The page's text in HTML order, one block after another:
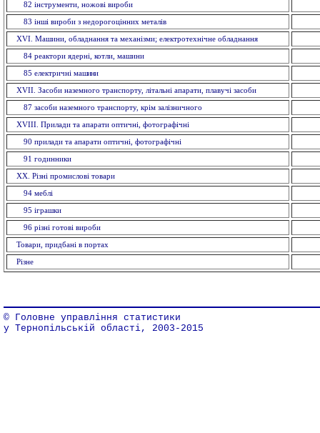
82 інструменти, ножовi вироби
83 іншi вироби з недорогоцінних металiв
XVI. Машини, обладнання та механізми; електротехнічне обладнання
84 реактори ядерні, котли, машини
85 електричнi машини
XVII. Засоби наземного транспорту, літальні апарати, плавучі засоби
87 засоби наземного транспорту, крiм залізничного
XVIII. Прилади та апарати оптичнi, фотографічні
90 прилади та апарати оптичнi, фотографічні
91 годинники
XX. Рiзнi промислові товари
94 меблi
95 іграшки
96 рiзнi готовi вироби
Товари, придбані в портах
Різне
© Головне управління статистики
у Тернопільській області, 2003-2015